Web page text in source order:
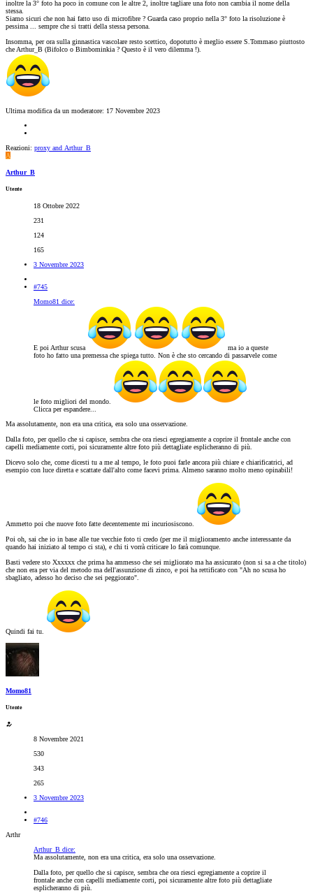
inoltre la 3° foto ha poco in comune con le altre 2, inoltre tagliare una foto non cambia il nome della
stessa.
Siamo sicuri che non hai fatto uso di microfibre ? Guarda caso proprio nella 3° foto la risoluzione è
pessima ... sempre che si tratti della stessa persona.
Insomma, per ora sulla ginnastica vascolare resto scettico, dopotutto è meglio essere S.Tommaso piuttosto
che Arthur_B (Bifolco o Bimbominkia ? Questo è il vero dilemma !).
Ultima modifica da un moderatore: 17 Novembre 2023
Reazioni: proxy and Arthur_B
A
Arthur_B
Utente
18 Ottobre 2022
231
124
165
3 Novembre 2023
#745
Momo81 dice:
E poi Arthur scusa
ma io a queste
foto ho fatto una premessa che spiega tutto. Non è che sto cercando di passarvele come
le foto migliori del mondo.
Clicca per espandere...
Ma assolutamente, non era una critica, era solo una osservazione.
Dalla foto, per quello che si capisce, sembra che ora riesci egregiamente a coprire il frontale anche con
capelli mediamente corti, poi sicuramente altre foto più dettagliate esplicheranno di più.
Dicevo solo che, come dicesti tu a me al tempo, le foto puoi farle ancora più chiare e chiarificatrici, ad
esempio con luce diretta e scattate dall'alto come facevi prima. Almeno saranno molto meno opinabili!
Ammetto poi che nuove foto fatte decentemente mi incuriosiscono.
Poi oh, sai che io in base alle tue vecchie foto ti credo (per me il miglioramento anche interessante da
quando hai iniziato al tempo ci sta), e chi ti vorrà criticare lo farà comunque.
Basti vedere sto Xxxxxx che prima ha ammesso che sei migliorato ma ha assicurato (non si sa a che titolo)
che non era per via del metodo ma dell'assunzione di zinco, e poi ha rettificato con "Ah no scusa ho
sbagliato, adesso ho deciso che sei peggiorato".
Quindi fai tu.
Momo81
Utente
8 Novembre 2021
530
343
265
3 Novembre 2023
#746
Arthr
Arthur_B dice:
Ma assolutamente, non era una critica, era solo una osservazione.
Dalla foto, per quello che si capisce, sembra che ora riesci egregiamente a coprire il
frontale anche con capelli mediamente corti, poi sicuramente altre foto più dettagliate
esplicheranno di più.